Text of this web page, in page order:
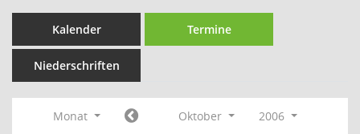
Kalender Termine
Niederschriften
Monat Oktober
2006